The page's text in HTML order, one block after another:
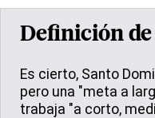
Definición de
Es cierto, Santo
pero una "meta a
trabaja "a corto,